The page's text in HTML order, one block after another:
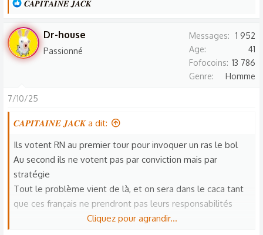
L
s
r
é
t
o
s
𝑪𝑨𝑷𝑰𝑻𝑨𝑰𝑵𝑬 𝑱𝑨𝑪𝑲
Dr-house
Passionné
Messages
1 952
Age
41
Fofocoins 13 786
Genre
Homme
7/10/25
𝑪𝑨𝑷𝑰𝑻𝑨𝑰𝑵𝑬 𝑱𝑨𝑪𝑲 a dit:
Ils votent RN au premier tour pour invoquer un ras le bol
Au second ils ne votent pas par conviction mais par
stratégie
Tout le problème vient de là, et on sera dans le caca tant
que ces français ne prendront pas leurs responsabilités
Cliquez pour agrandir...